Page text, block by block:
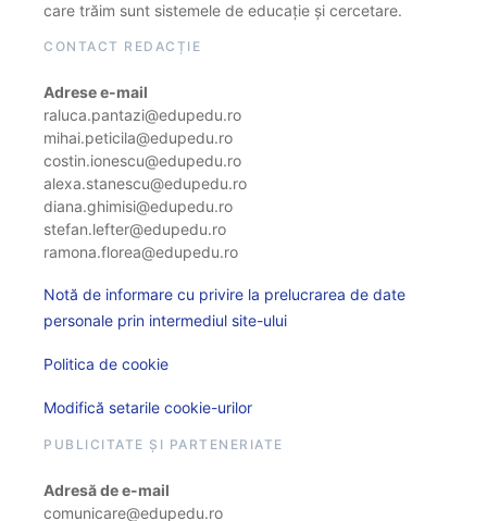
care trăim sunt sistemele de educație și cercetare.
CONTACT REDACȚIE
Adrese e-mail
raluca.pantazi@edupedu.ro
mihai.peticila@edupedu.ro
costin.ionescu@edupedu.ro
alexa.stanescu@edupedu.ro
diana.ghimisi@edupedu.ro
stefan.lefter@edupedu.ro
ramona.florea@edupedu.ro
Notă de informare cu privire la prelucrarea de date
personale prin intermediul site-ului
Politica de cookie
Modifică setarile cookie-urilor
PUBLICITATE ȘI PARTENERIATE
Adresă de e-mail
comunicare@edupedu.ro